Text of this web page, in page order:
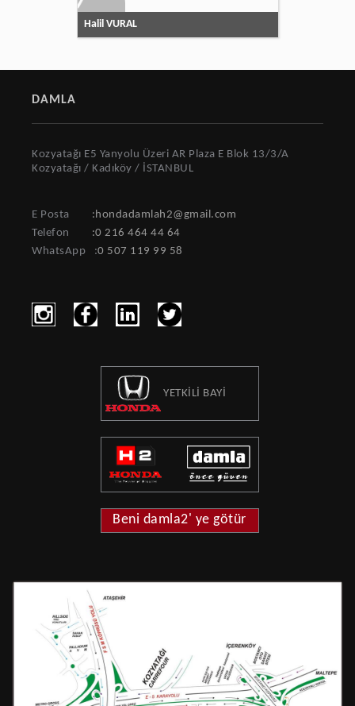
Halil VURAL
DAMLA
Kozyatağı E5 Yanyolu Üzeri AR Plaza E Blok 13/3/A
Kozyatağı / Kadıköy / İSTANBUL
E Posta
:hondadamlah2@gmail.com
Telefon
:0 216 464 44 64
WhatsApp
:0 507 119 99 58
YETKİLİ BAYİ
Beni damla2' ye götür